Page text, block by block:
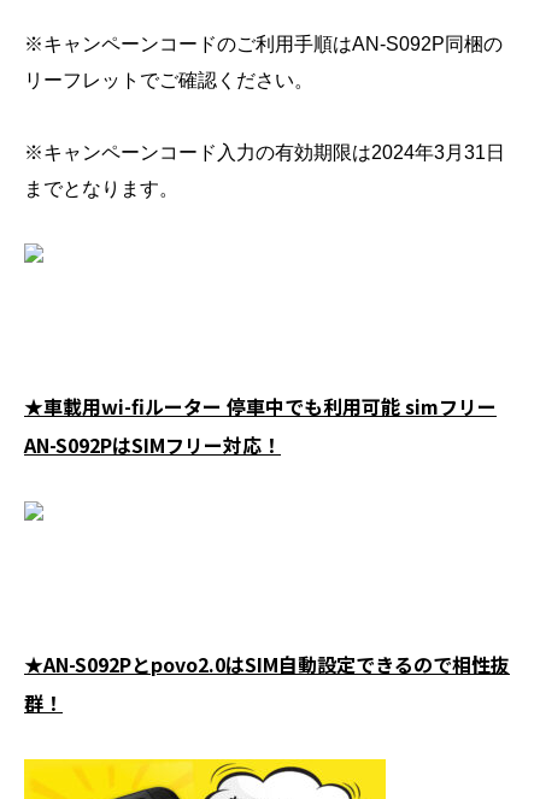
※キャンペーンコードのご利用手順はAN-S092P同梱の
リーフレットでご確認ください。
※キャンペーンコード入力の有効期限は2024年3月31日
までとなります。
★車載用wi-fiルーター 停車中でも利用可能 simフリー
AN-S092PはSIMフリー対応！
★AN-S092Pとpovo2.0はSIM自動設定できるので相性抜
群！